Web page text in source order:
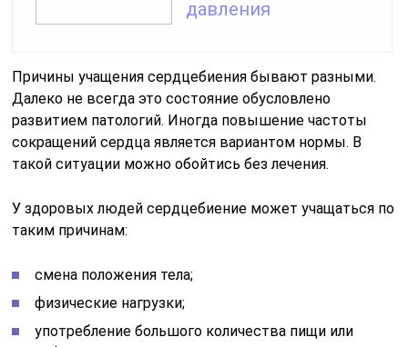
давления
Причины учащения сердцебиения бывают разными.
Далеко не всегда это состояние обусловлено
развитием патологий. Иногда повышение частоты
сокращений сердца является вариантом нормы. В
такой ситуации можно обойтись без лечения.
У здоровых людей сердцебиение может учащаться по
таким причинам:
смена положения тела;
физические нагрузки;
употребление большого количества пищи или